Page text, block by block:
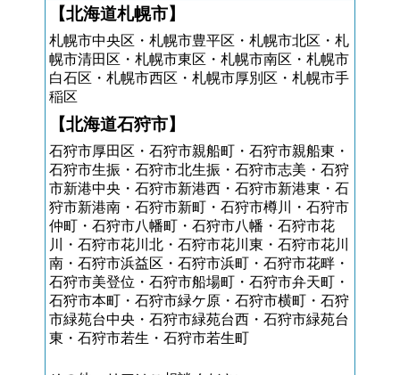
【北海道札幌市】
札幌市中央区・札幌市豊平区・札幌市北区・札
幌市清田区・札幌市東区・札幌市南区・札幌市
白石区・札幌市西区・札幌市厚別区・札幌市手
稲区
【北海道石狩市】
石狩市厚田区・石狩市親船町・石狩市親船東・
石狩市生振・石狩市北生振・石狩市志美・石狩
市新港中央・石狩市新港西・石狩市新港東・石
狩市新港南・石狩市新町・石狩市樽川・石狩市
仲町・石狩市八幡町・石狩市八幡・石狩市花
川・石狩市花川北・石狩市花川東・石狩市花川
南・石狩市浜益区・石狩市浜町・石狩市花畔・
石狩市美登位・石狩市船場町・石狩市弁天町・
石狩市本町・石狩市緑ケ原・石狩市横町・石狩
市緑苑台中央・石狩市緑苑台西・石狩市緑苑台
東・石狩市若生・石狩市若生町